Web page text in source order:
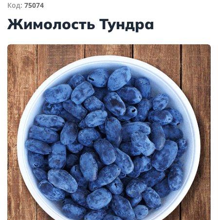
Код: 75074
Жимолость Тундра